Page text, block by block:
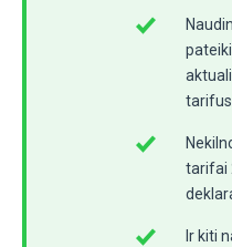
tarifus.
tarifai
Ir kiti